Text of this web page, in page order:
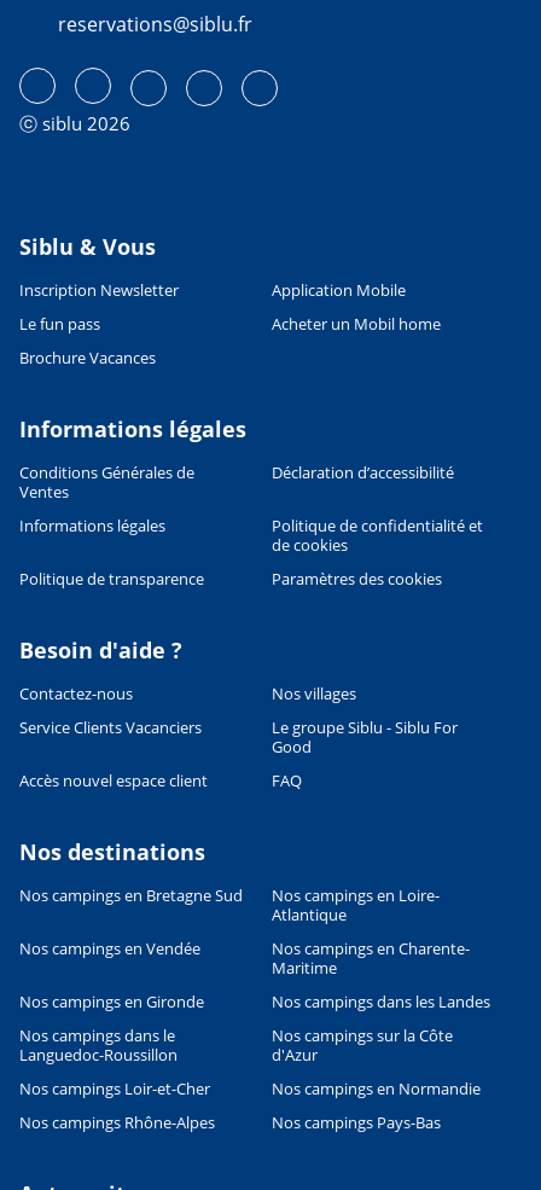
reservations@siblu.fr
ⓒ siblu 2026
Siblu & Vous
Inscription Newsletter
Application Mobile
Le fun pass
Acheter un Mobil home
Brochure Vacances
Informations légales
Conditions Générales de
Ventes
Déclaration d’accessibilité
Informations légales
Politique de confidentialité et
de cookies
Politique de transparence
Paramètres des cookies
Besoin d'aide ?
Contactez-nous
Nos villages
Service Clients Vacanciers
Le groupe Siblu - Siblu For
Good
Accès nouvel espace client
FAQ
Nos destinations
Nos campings en Bretagne Sud
Nos campings en Loire-
Atlantique
Nos campings en Vendée
Nos campings en Charente-
Maritime
Nos campings en Gironde
Nos campings dans les Landes
Nos campings dans le
Languedoc-Roussillon
Nos campings sur la Côte
d'Azur
Nos campings Loir-et-Cher
Nos campings en Normandie
Nos campings Rhône-Alpes
Nos campings Pays-Bas